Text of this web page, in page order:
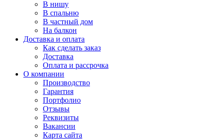
В нишу
В спальню
В частный дом
На балкон
Доставка и оплата
Как сделать заказ
Доставка
Оплата и рассрочка
О компании
Производство
Гарантия
Портфолио
Отзывы
Реквизиты
Вакансии
Карта сайта